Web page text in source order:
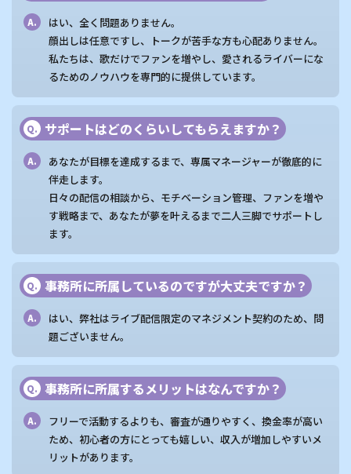
A.
はい、全く問題ありません。
顔出しは任意ですし、トークが苦手な方も心配ありません。
私たちは、歌だけでファンを増やし、愛されるライバーにな
るためのノウハウを専門的に提供しています。
Q. サポートはどのくらいしてもらえますか？
A.
あなたが目標を達成するまで、専属マネージャーが徹底的に
伴走します。
日々の配信の相談から、モチベーション管理、ファンを増や
す戦略まで、あなたが夢を叶えるまで二人三脚でサポートし
ます。
Q. 事務所に所属しているのですが大丈夫ですか？
A.
はい、弊社はライブ配信限定のマネジメント契約のため、問
題ございません。
Q. 事務所に所属するメリットはなんですか？
A.
フリーで活動するよりも、審査が通りやすく、換金率が高い
ため、初心者の方にとっても嬉しい、収入が増加しやすいメ
リットがあります。